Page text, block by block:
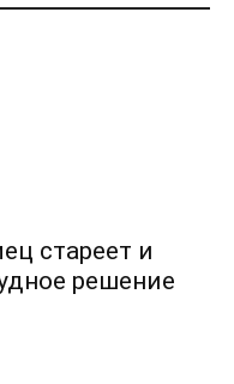
стареет и
решение